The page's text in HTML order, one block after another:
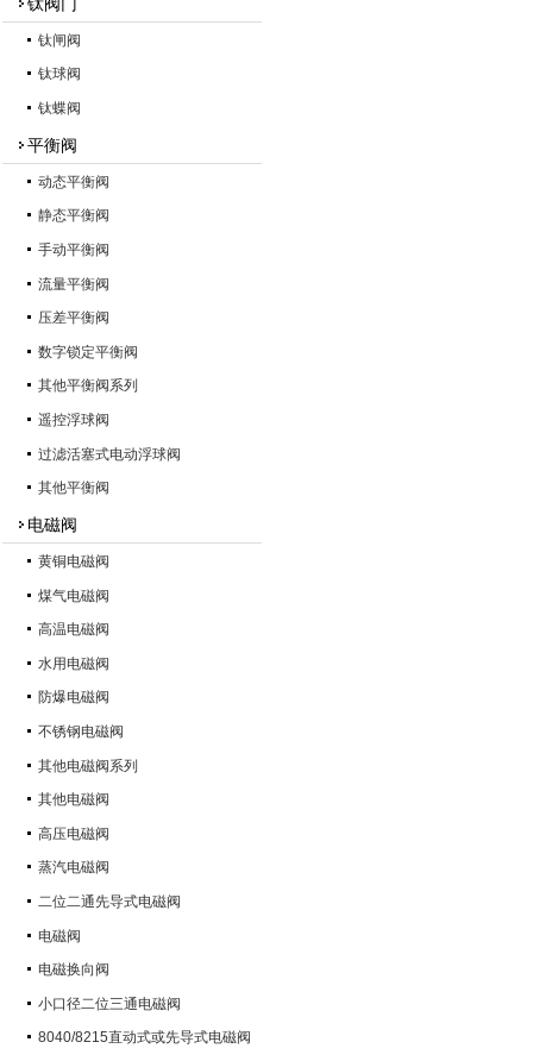
钛阀门
钛闸阀
钛球阀
钛蝶阀
平衡阀
动态平衡阀
静态平衡阀
手动平衡阀
流量平衡阀
压差平衡阀
数字锁定平衡阀
其他平衡阀系列
遥控浮球阀
过滤活塞式电动浮球阀
其他平衡阀
电磁阀
黄铜电磁阀
煤气电磁阀
高温电磁阀
水用电磁阀
防爆电磁阀
不锈钢电磁阀
其他电磁阀系列
其他电磁阀
高压电磁阀
蒸汽电磁阀
二位二通先导式电磁阀
电磁阀
电磁换向阀
小口径二位三通电磁阀
8040/8215直动式或先导式电磁阀